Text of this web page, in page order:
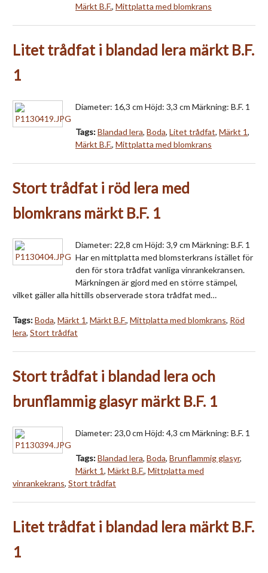
Märkt B.F., Mittplatta med blomkrans
Litet trådfat i blandad lera märkt B.F.
1
Diameter: 16,3 cm Höjd: 3,3 cm Märkning: B.F. 1
Tags:Blandad lera, Boda, Litet trådfat, Märkt 1,
Märkt B.F., Mittplatta med blomkrans
Stort trådfat i röd lera med
blomkrans märkt B.F. 1
Diameter: 22,8 cm Höjd: 3,9 cm Märkning: B.F. 1
Har en mittplatta med blomsterkrans istället för
den för stora trådfat vanliga vinrankekransen.
Märkningen är gjord med en större stämpel,
vilket gäller alla hittills observerade stora trådfat med…
Tags:Boda, Märkt 1, Märkt B.F., Mittplatta med blomkrans, Röd
lera, Stort trådfat
Stort trådfat i blandad lera och
brunflammig glasyr märkt B.F. 1
Diameter: 23,0 cm Höjd: 4,3 cm Märkning: B.F. 1
Tags:Blandad lera, Boda, Brunflammig glasyr,
Märkt 1, Märkt B.F., Mittplatta med
vinrankekrans, Stort trådfat
Litet trådfat i blandad lera märkt B.F.
1